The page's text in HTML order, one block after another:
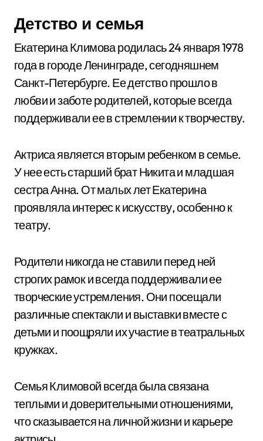
Детство и семья
Екатерина Климова родилась 24 января 1978
года в городе Ленинграде, сегодняшнем
Санкт-Петербурге. Ее детство прошло в
любви и заботе родителей, которые всегда
поддерживали ее в стремлении к творчеству.
Актриса является вторым ребенком в семье.
У нее есть старший брат Никита и младшая
сестра Анна. От малых лет Екатерина
проявляла интерес к искусству, особенно к
театру.
Родители никогда не ставили перед ней
строгих рамок и всегда поддерживали ее
творческие устремления. Они посещали
различные спектакли и выставки вместе с
детьми и поощряли их участие в театральных
кружках.
Семья Климовой всегда была связана
теплыми и доверительными отношениями,
что сказывается на личной жизни и карьере